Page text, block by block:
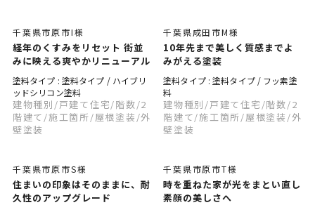
千葉県市原市I様
経年のくすみをリセット 街並
みに映える爽やかリニューアル
塗料タイプ : 塗料タイプ / ハイブリ
ッドシリコン塗料
建物種別 /戸建て住宅/階数/2
階建て /施工箇所 /屋根塗装 /外
壁塗装
千葉県成田市M様
10年先まで美しく質感までよ
みがえる塗装
塗料タイプ : 塗料タイプ / フッ素塗
料
建物種別 /戸建て住宅 /階数/2
階建て/施工箇所 /屋根塗装 /外
壁塗装
千葉県市原市S様
住まいの印象はそのままに、耐
久性のアップグレード
千葉県市原市T様
時を重ねた家が光をまとい直し
素顔の美しさへ